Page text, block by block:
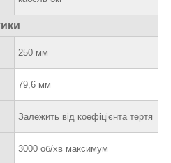
250 мм
79,6 мм
Залежить від коефіцієнта тертя
3000 об/хв максимум